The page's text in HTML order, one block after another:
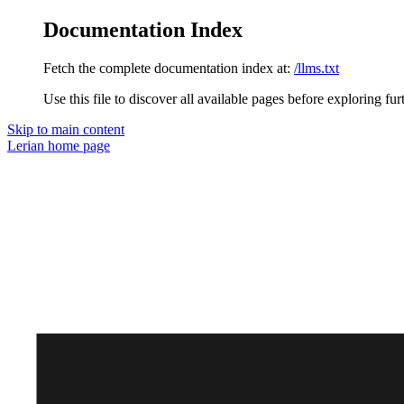
Documentation Index
Fetch the complete documentation index at: /llms.txt
Use this file to discover all available pages before exploring
Skip to main content
Lerian home page